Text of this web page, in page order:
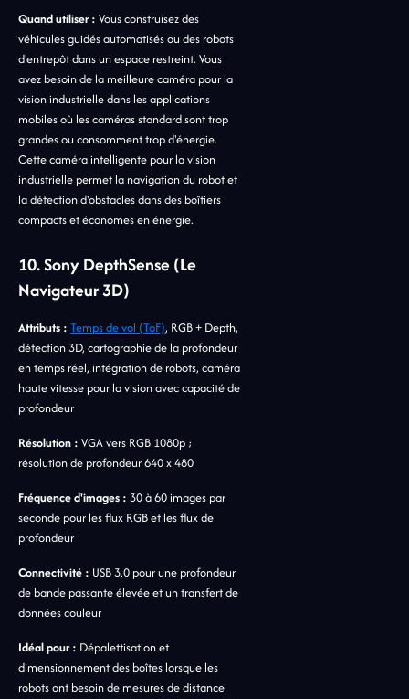
Quand utiliser : Vous construisez des
véhicules guidés automatisés ou des robots
d'entrepôt dans un espace restreint. Vous
avez besoin de la meilleure caméra pour la
vision industrielle dans les applications
mobiles où les caméras standard sont trop
grandes ou consomment trop d'énergie.
Cette caméra intelligente pour la vision
industrielle permet la navigation du robot et
la détection d'obstacles dans des boîtiers
compacts et économes en énergie.
10. Sony DepthSense (Le
Navigateur 3D)
Attributs : Temps de vol (ToF), RGB + Depth,
détection 3D, cartographie de la profondeur
en temps réel, intégration de robots, caméra
haute vitesse pour la vision avec capacité de
profondeur
Résolution : VGA vers RGB 1080p ;
résolution de profondeur 640 x 480
Fréquence d'images : 30 à 60 images par
seconde pour les flux RGB et les flux de
profondeur
Connectivité : USB 3.0 pour une profondeur
de bande passante élevée et un transfert de
données couleur
Idéal pour : Dépalettisation et
dimensionnement des boîtes lorsque les
robots ont besoin de mesures de distance